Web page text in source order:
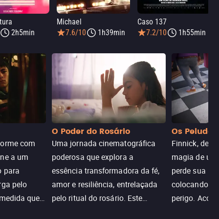
2h5min
Michael
7.6/10
1h39min
Caso 137
7.2/10
1h55min
com
a um
para
pelo
que
O Poder do Rosário
Uma jornada cinematográfica
poderosa que explora a
essência transformadora da fé,
amor e resiliência, entrelaçada
pelo ritual do rosário. Este
Os Peludos
Finnick,
magia de
perde sua
colocando
perigo.